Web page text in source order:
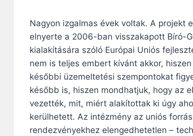
Nagyon izgalmas évek voltak. A projekt
elnyerte a 2006-ban visszakapott Bíró-
kialakítására szóló Európai Uniós
nem is teljes embert kívánt akkor,
későbbi üzemeltetési szempontokat
később is, hiszen mondhatjuk, hogy az
vezették, mit, miért alakítottak ki úgy
kerülhetett. Az intézmény az uniós
rendezvényekhez elengedhetetlen –